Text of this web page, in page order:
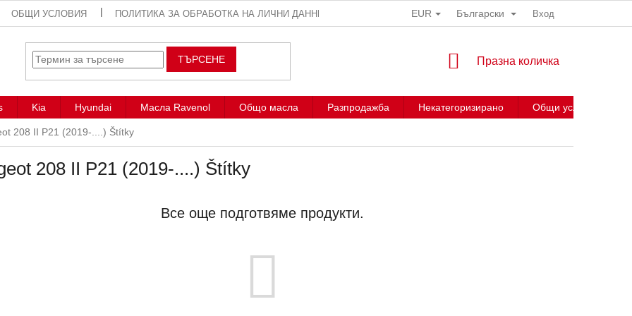
ОБЩИ УСЛОВИЯ ПОЛИТИКА ЗА ОБРАБОТКА НА ЛИЧНИ ДАННИ EUR Български Вход
ТЪРСЕНЕ
КОЛИЧКА
ПАЗАРУВАНЕ
Празна количка
Kia Hyundai Масла Ravenol Общо масла Разпродажба Некатегоризирано Общи условия
208 II P21 (2019-....) Štítky
208 II P21 (2019-....) Štítky
Все още подготвяме продукти.